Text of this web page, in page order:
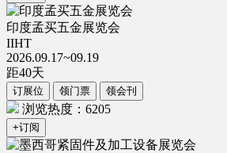
印度孟买五金展览会
IIHT
2026.09.17~09.19
距40天
订展位 领门票 领会刊
浏览热度：6205
+订阅